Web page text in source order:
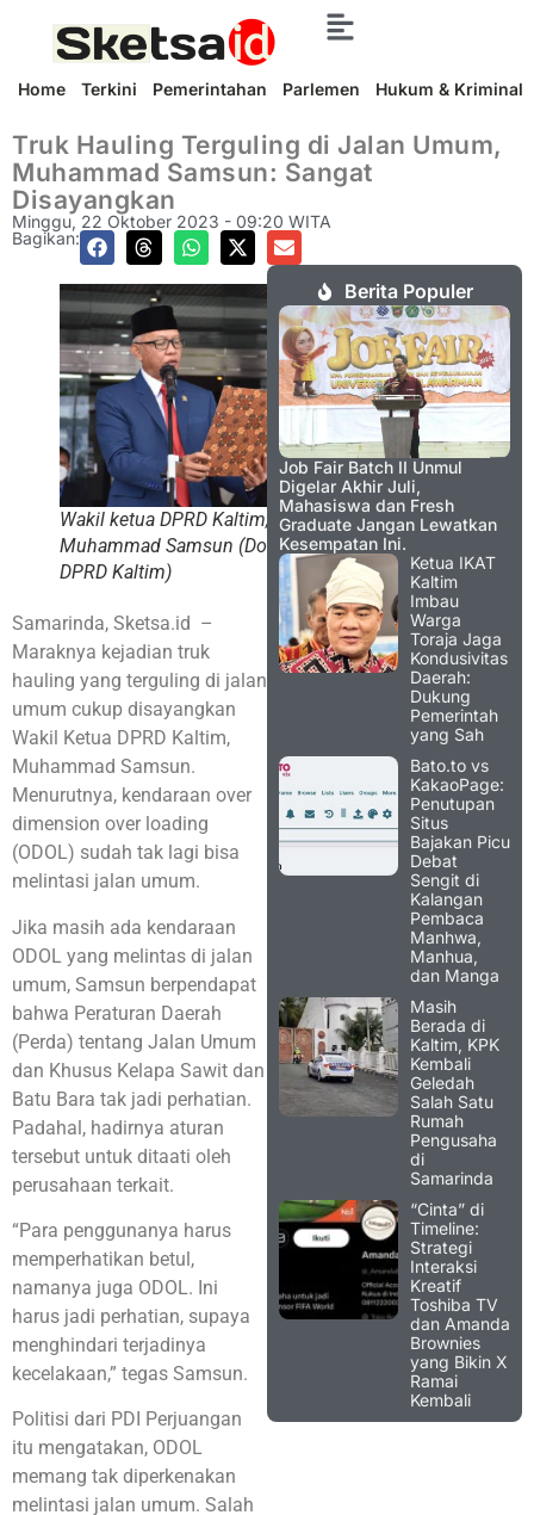
Home Terkini Pemerintahan Parlemen Hukum & Kriminal
Truk Hauling Terguling di Jalan Umum,
Muhammad Samsun: Sangat
Disayangkan
Minggu, 22 Oktober 2023 - 09:20 WITA
Bagikan:
Wakil ketua DPRD Kaltim,
Muhammad Samsun (Dok
DPRD Kaltim)
Samarinda, Sketsa.id –
Maraknya kejadian truk
hauling yang terguling di jalan
umum cukup disayangkan
Wakil Ketua DPRD Kaltim,
Muhammad Samsun.
Menurutnya, kendaraan over
dimension over loading
(ODOL) sudah tak lagi bisa
melintasi jalan umum.
Jika masih ada kendaraan
ODOL yang melintas di jalan
umum, Samsun berpendapat
bahwa Peraturan Daerah
(Perda) tentang Jalan Umum
dan Khusus Kelapa Sawit dan
Batu Bara tak jadi perhatian.
Padahal, hadirnya aturan
tersebut untuk ditaati oleh
perusahaan terkait.
“Para penggunanya harus
memperhatikan betul,
namanya juga ODOL. Ini
harus jadi perhatian, supaya
menghindari terjadinya
kecelakaan,” tegas Samsun.
Politisi dari PDI Perjuangan
itu mengatakan, ODOL
memang tak diperkenakan
melintasi jalan umum. Salah
Berita Populer
Job Fair Batch II Unmul
Digelar Akhir Juli,
Mahasiswa dan Fresh
Graduate Jangan Lewatkan
Kesempatan Ini.
Ketua IKAT
Kaltim
Imbau
Warga
Toraja Jaga
Kondusivitas
Daerah:
Dukung
Pemerintah
yang Sah
Bato.to vs
KakaoPage:
Penutupan
Situs
Bajakan Picu
Debat
Sengit di
Kalangan
Pembaca
Manhwa,
Manhua,
dan Manga
Masih
Berada di
Kaltim, KPK
Kembali
Geledah
Salah Satu
Rumah
Pengusaha
di
Samarinda
“Cinta” di
Timeline:
Strategi
Interaksi
Kreatif
Toshiba TV
dan Amanda
Brownies
yang Bikin X
Ramai
Kembali